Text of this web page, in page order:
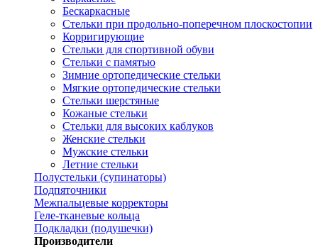
Бескаркасные
Стельки при продольно-поперечном плоскостопии
Корригирующие
Стельки для спортивной обуви
Стельки с памятью
Зимние ортопедические стельки
Мягкие ортопедические стельки
Стельки шерстяные
Кожаные стельки
Стельки для высоких каблуков
Женские стельки
Мужские стельки
Летние стельки
Полустельки (супинаторы)
Подпяточники
Межпальцевые корректоры
Геле-тканевые кольца
Подкладки (подушечки)
Производители